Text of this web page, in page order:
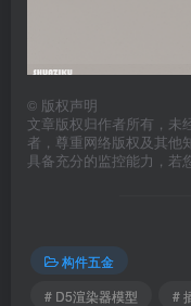
© 版权声明
文章版权归作者所有，未
者，尊重网络版权及其他
具备充分的监控能力，若
构件五金
# D5渲染器模型
#